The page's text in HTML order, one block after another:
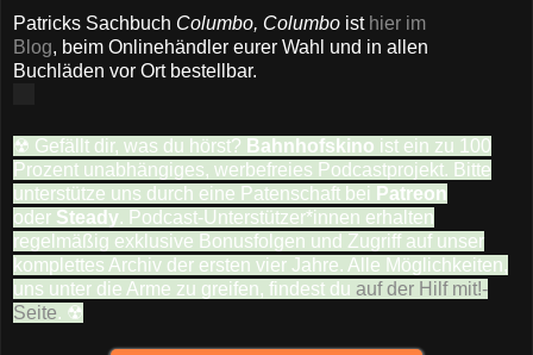
Patricks Sachbuch Columbo, Columbo ist hier im
Blog, beim Onlinehändler eurer Wahl und in allen
Buchläden vor Ort bestellbar.
☢ Gefällt dir, was du hörst? Bahnhofskino ist ein zu 100
Prozent unabhängiges, werbefreies Podcastprojekt. Bitte
unterstütze uns durch eine Patenschaft bei Patreon
oder Steady. Podcast-Unterstützer*innen erhalten
regelmäßig exklusive Bonusfolgen und Zugriff auf unser
komplettes Archiv der ersten vier Jahre. Alle Möglichkeiten,
uns unter die Arme zu greifen, findest du auf der Hilf mit!-
Seite. ☢